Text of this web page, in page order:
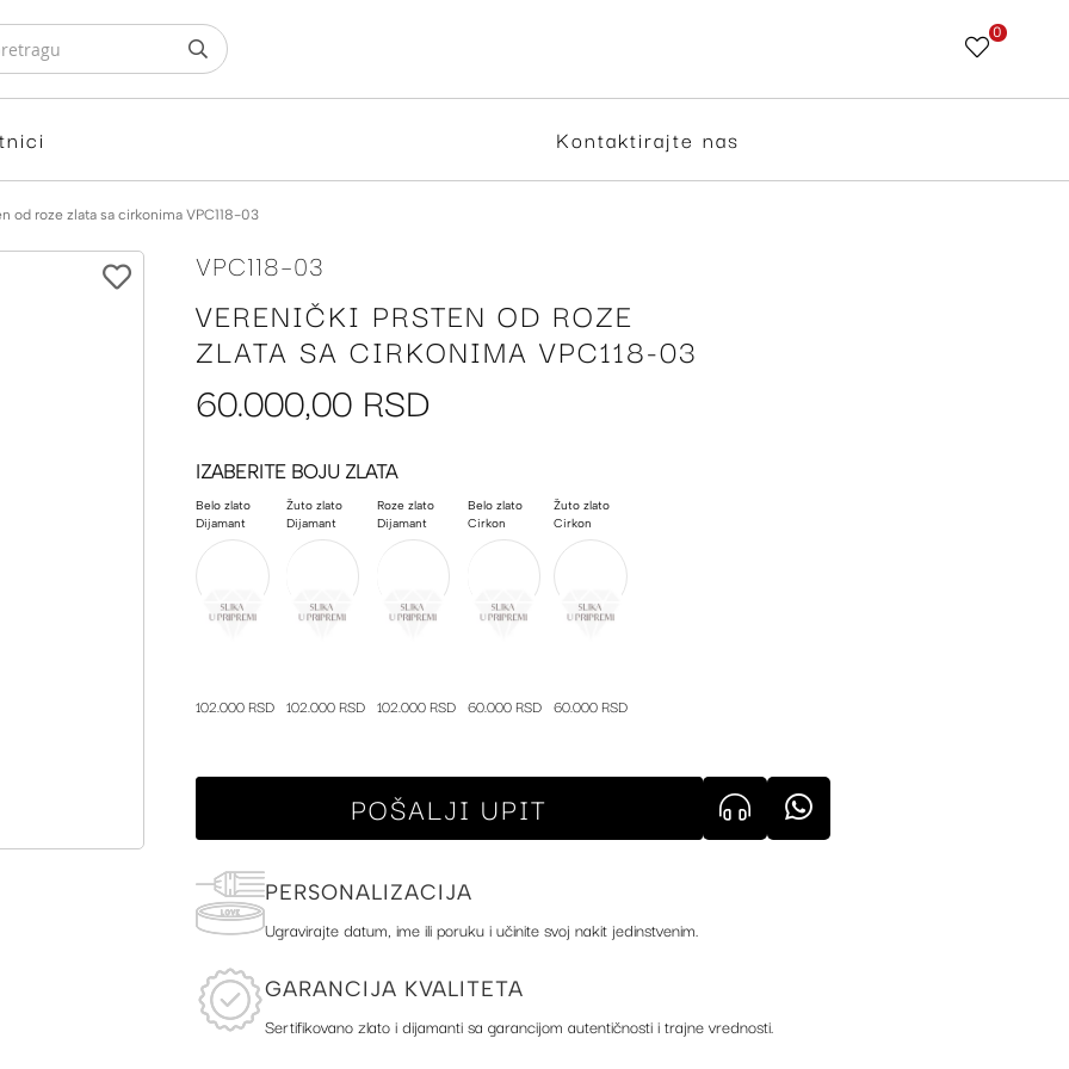
Skip
Content
0
Kontaktirajte nas
od roze zlata sa cirkonima VPC118-03
VERENIČKI PRSTEN OD ROZE
ZLATA SA CIRKONIMA VPC118-03
VPC118-03
60.000,00 RSD
IZABERITE BOJU ZLATA
Belo zlato
Dijamant
102.000 RSD
Žuto zlato
Dijamant
102.000 RSD
Roze zlato
Dijamant
102.000 RSD
Belo zlato
Cirkon
60.000 RSD
Žuto zlato
Cirkon
60.000 RSD
POŠALJI UPIT
PERSONALIZACIJA
Ugravirajte datum, ime ili poruku i učinite svoj nakit jedinstvenim.
GARANCIJA KVALITETA
Sertifikovano zlato i dijamanti sa garancijom autentičnosti i trajne vrednosti.